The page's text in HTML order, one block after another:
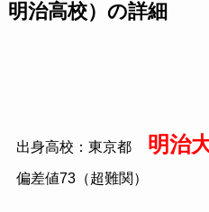
明治高校）の詳細
出身高校：東京都 明治
偏差値73（超難関）